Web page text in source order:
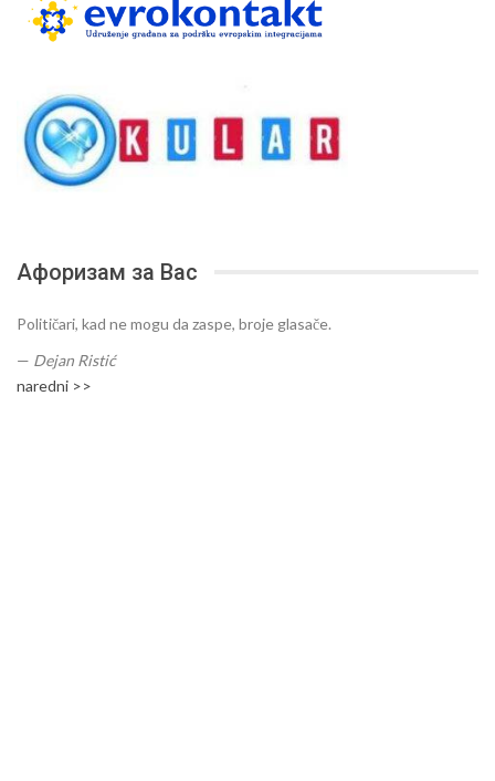
Афоризам за Вас
Političari, kad ne mogu da zaspe, broje glasače.
— Dejan Ristić
naredni >>